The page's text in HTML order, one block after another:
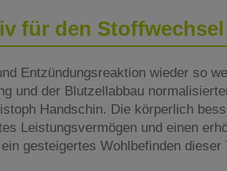
für den Stoffwechsel
Entzündungsreaktion wieder so
und der Blutzellabbau
Handschin. Die körperlich
Leistungsvermögen und einen
gesteigertes Wohlbefinden dieser